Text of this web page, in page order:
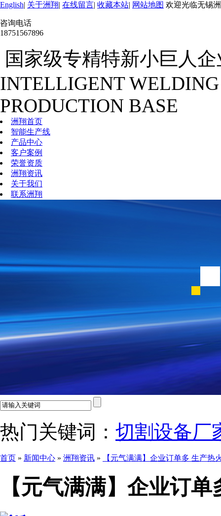
English| 关于洲翔| 在线留言| 收藏本站| 网站地图 欢迎光临无锡
咨询电话
18751567896
国家级专精特新小巨人企
INTELLIGENT
PRODUCTION BASE
洲翔首页
智能生产线
产品中心
客户案例
荣誉资质
洲翔资讯
关于我们
联系洲翔
热门关键词： 切割设备厂
首页 » 新闻中心 » 洲翔资讯 » 【元气满满】企业订单多 生产热
【元气满满】企业订